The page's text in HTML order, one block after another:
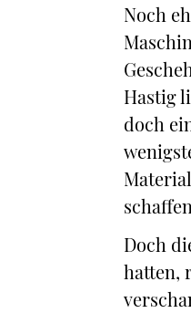
Noch
Hastig
doch
Doch
hatten,